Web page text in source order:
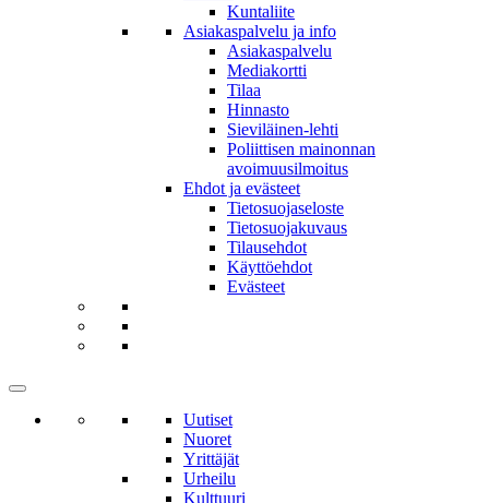
Kuntaliite
Asiakaspalvelu ja info
Asiakaspalvelu
Mediakortti
Tilaa
Hinnasto
Sieviläinen-lehti
Poliittisen mainonnan
avoimuusilmoitus
Ehdot ja evästeet
Tietosuojaseloste
Tietosuojakuvaus
Tilausehdot
Käyttöehdot
Evästeet
Uutiset
Nuoret
Yrittäjät
Urheilu
Kulttuuri